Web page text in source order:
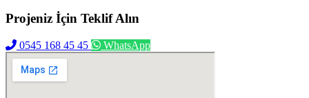
Projeniz İçin Teklif Alın
0545 168 45 45 WhatsApp